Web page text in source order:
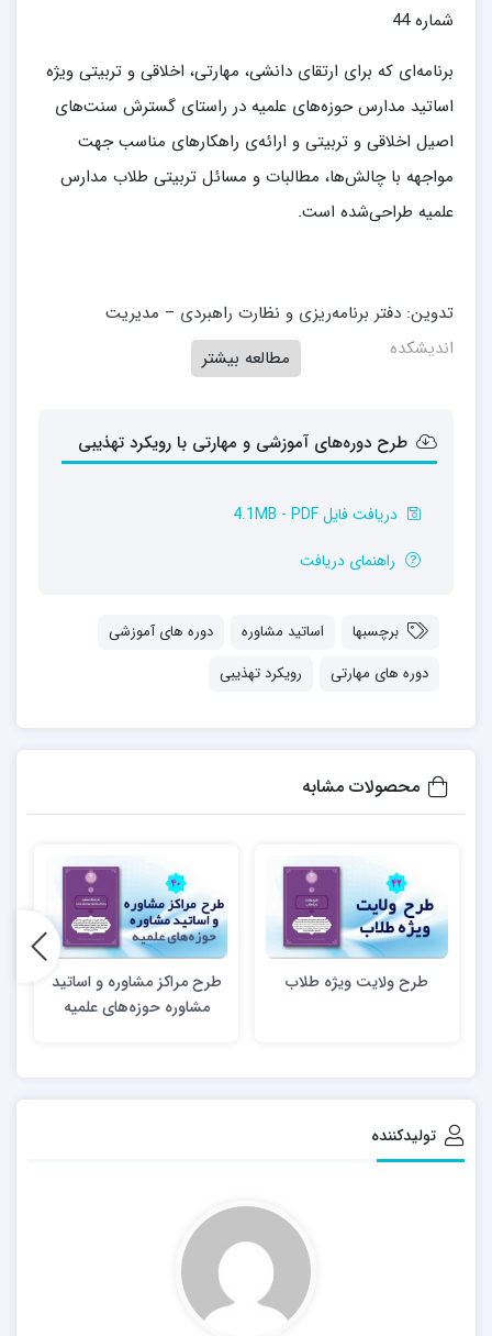
شماره 44
برنامه‌ای که برای ارتقای دانشی، مهارتی، اخلاقی و تربیتی ویژه
اساتید مدارس حوزه‌های علمیه در راستای گسترش سنت‌های
اصیل اخلاقی و تربیتی و ارائه‌ی راهکارهای مناسب جهت
مواجهه با چالش‌ها، مطالبات و مسائل تربیتی طلاب مدارس
علمیه طراحی‌شده است.
تدوین: دفتر برنامه‌ریزی و نظارت راهبردی – مدیریت
اندیشکده
مطالعه بیشتر
طرح دوره‌های آموزشی و مهارتی با رویکرد تهذیبی
دریافت فایل 4.1MB - PDF
راهنمای دریافت
برچسبها اساتید مشاوره
دوره های آموزشی
دوره های مهارتی
رویکرد تهذیبی
محصولات مشابه
طرح ولایت ویژه طلاب
طرح مراکز مشاوره و اساتید
مشاوره حوزه‌های علمیه
تولیدکننده